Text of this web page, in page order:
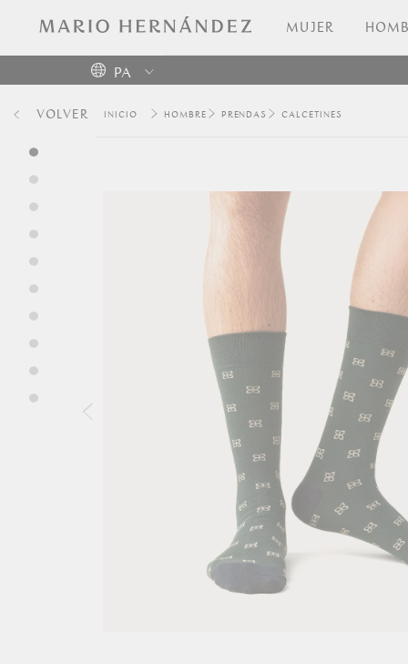
MUJER
PA
Colombia
VOLVER HOMBRE PRENDAS CALCETINES